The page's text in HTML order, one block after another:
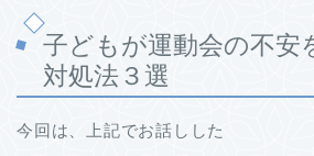
子どもが運動会の不安
対処法３選
今回は、上記でお話しした